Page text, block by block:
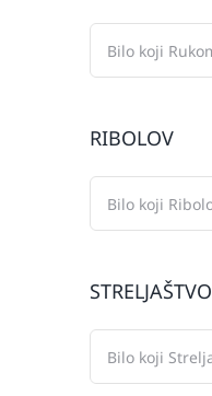
RIBOLOV
STRELJAŠTVO